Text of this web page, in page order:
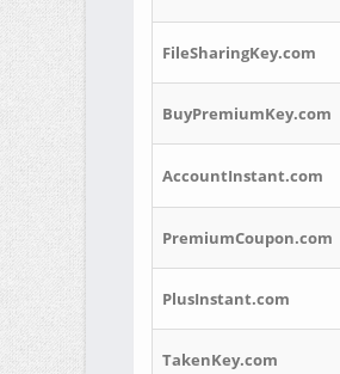
FileSharingKey.com
BuyPremiumKey.com
AccountInstant.com
PremiumCoupon.com
PlusInstant.com
TakenKey.com